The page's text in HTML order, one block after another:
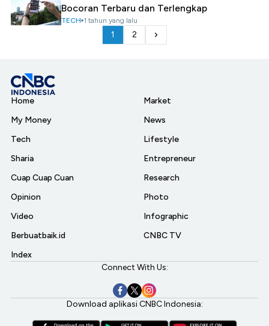
Bocoran Terbaru dan Terlengkap
TECH 1 tahun yang lalu
1 2
Home
My Money
Tech
Sharia
Cuap Cuap Cuan
Opinion
Video
Berbuatbaik.id
Index
Market
News
Lifestyle
Entrepreneur
Research
Photo
Infographic
CNBC TV
Connect With Us:
Download aplikasi CNBC Indonesia: